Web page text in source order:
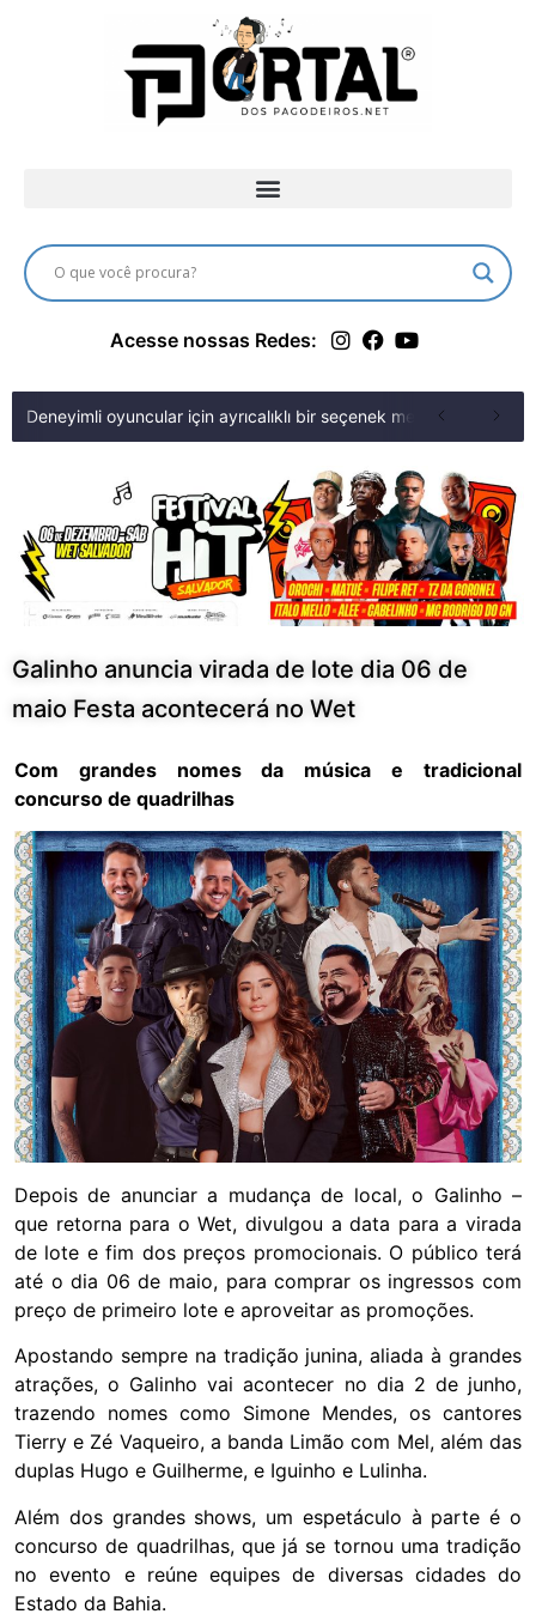
Acesse nossas Redes:
Deneyimli oyuncular için ayrıcalıklı bir seçenek merit king
Galinho anuncia virada de lote dia 06 de
maio Festa acontecerá no Wet
Com grandes nomes da música e tradicional
concurso de quadrilhas
Depois de anunciar a mudança de local, o Galinho –
que retorna para o Wet, divulgou a data para a virada
de lote e fim dos preços promocionais. O público terá
até o dia 06 de maio, para comprar os ingressos com
preço de primeiro lote e aproveitar as promoções.
Apostando sempre na tradição junina, aliada à grandes
atrações, o Galinho vai acontecer no dia 2 de junho,
trazendo nomes como Simone Mendes, os cantores
Tierry e Zé Vaqueiro, a banda Limão com Mel, além das
duplas Hugo e Guilherme, e Iguinho e Lulinha.
Além dos grandes shows, um espetáculo à parte é o
concurso de quadrilhas, que já se tornou uma tradição
no evento e reúne equipes de diversas cidades do
Estado da Bahia.